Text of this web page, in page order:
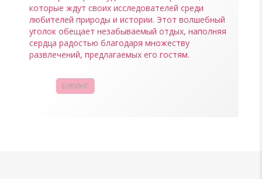
которые ждут своих исследователей среди
любителей природы и истории. Этот волшебный
уголок обещает незабываемый отдых, наполняя
сердца радостью благодаря множеству
развлечений, предлагаемых его гостям.
БУКИНГ